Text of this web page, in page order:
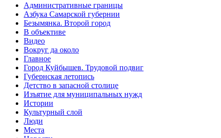
Административные границы
Азбука Самарской губернии
Безымянка. Второй город
В объективе
Видео
Вокруг да около
Главное
Город Куйбышев. Трудовой подвиг
Губернская летопись
Детство в запасной столице
Изъятие для муниципальных нужд
Истории
Культурный слой
Люди
Места